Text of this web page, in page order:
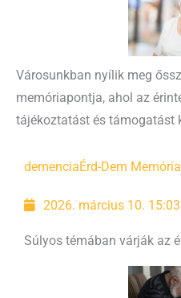
Városunkban nyílik meg
memóriapontja, ahol az
tájékoztatást és támogatást
demenciaÉrd-Dem
2026. március 10. 15:03
Súlyos témában várják az